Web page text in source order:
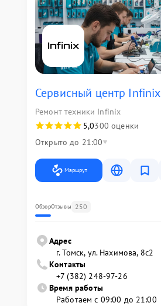
Сервисный центр Infinix
Ремонт техники Infinix
5,0300 оценки
Открыто до 21:00
Маршрут
ОбзорОтзывы 250
Адрес
г. Томск, ул. Нахимова, 8с2
Контакты
+7 (382) 248-97-26
Время работы
Работаем с 09:00 до 21:00